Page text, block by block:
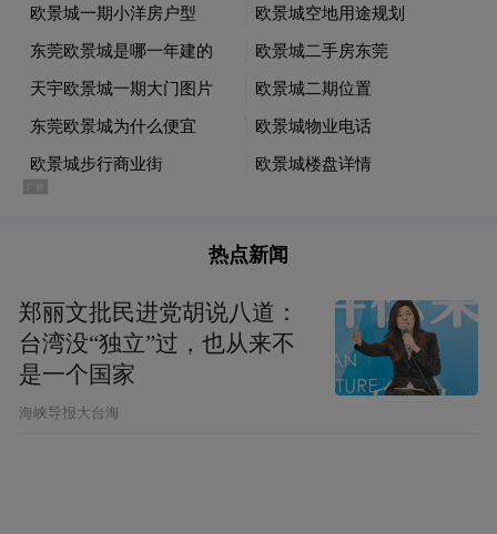
“特别声明：以上作品内容(包括在内的视频、图片或音
频)为凤凰网旗下自媒体平台“大风号”用户上传并发
Notice: The content above (including the videos,
pictures and audios if any) is uploaded and posted
platform and merely provides information storage
space services.”
热点新闻
郑丽文批民进党胡说八道：
台湾没“独立”过，也从来不
是一个国家
​海峡导报大台海